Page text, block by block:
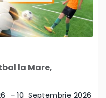
la Mare,
– 10 Septembrie 2026